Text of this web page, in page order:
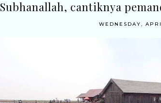
Subhanallah, cantiknya
WEDNESDAY,